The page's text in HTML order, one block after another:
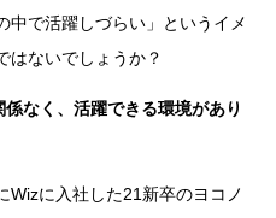
中で活躍しづらい」というイメ
はないでしょうか？
なく、活躍できる環境があり
Wizに入社した21新卒のヨコノ